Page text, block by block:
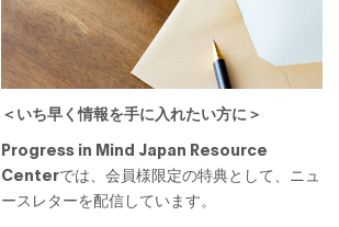
＜いち早く情報を手に入れたい方に＞
Progress in Mind Japan Resource
Centerでは、会員様限定の特典として、ニュ
ースレターを配信しています。